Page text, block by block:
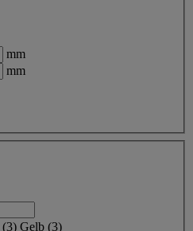
mm
mm
(3) Gelb (3)